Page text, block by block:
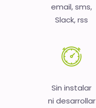
email, sms,
Slack, rss
Sin instalar
ni desarrollar